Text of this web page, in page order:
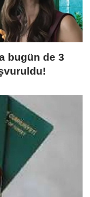
bugün de 3